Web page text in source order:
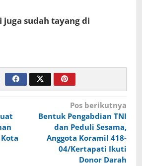
juga sudah tayang di
Pos berikutnya
Bentuk Pengabdian TNI
dan Peduli Sesama,
Anggota Koramil 418-
04/Kertapati Ikuti
Donor Darah